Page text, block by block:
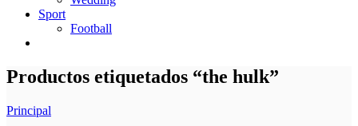
Sport
Football
Productos etiquetados “the hulk”
Principal